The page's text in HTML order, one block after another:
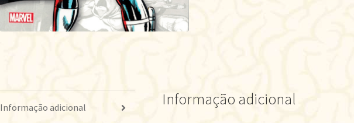
Informação adicional Informação adicional